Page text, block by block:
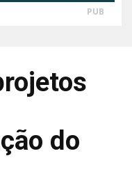
PUB
do